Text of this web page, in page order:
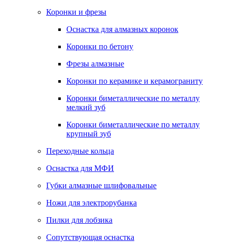
Коронки и фрезы
Оснастка для алмазных коронок
Коронки по бетону
Фрезы алмазные
Коронки по керамике и керамограниту
Коронки биметаллические по металлу
мелкий зуб
Коронки биметаллические по металлу
крупный зуб
Переходные кольца
Оснастка для МФИ
Губки алмазные шлифовальные
Ножи для электрорубанка
Пилки для лобзика
Сопутствующая оснастка